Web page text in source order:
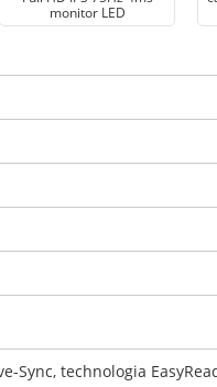
monitor LED
Sync, technologia